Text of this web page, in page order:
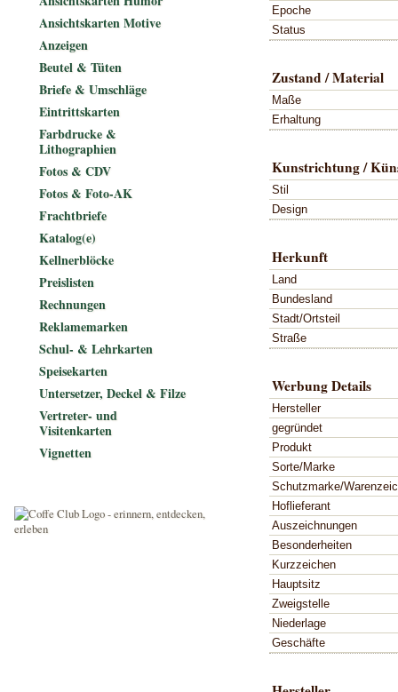
Epoche
Status
Zustand / Material
Maße
Erhaltung
Kunstrichtung /
Stil
Design
Herkunft
Land
Bundesland
Stadt/Ortsteil
Straße
Werbung Details
Hersteller
gegründet
Produkt
Sorte/Marke
Schutzmarke/
Hoflieferant
Auszeichnungen
Besonderheiten
Kurzzeichen
Hauptsitz
Zweigstelle
Niederlage
Geschäfte
Ansichtskarten Motive
Anzeigen
Beutel & Tüten
Briefe & Umschläge
Eintrittskarten
Farbdrucke &
Lithographien
Fotos & CDV
Fotos & Foto-AK
Frachtbriefe
Katalog(e)
Kellnerblöcke
Preislisten
Rechnungen
Reklamemarken
Schul- & Lehrkarten
Speisekarten
Untersetzer, Deckel & Filze
Vertreter- und
Visitenkarten
Vignetten